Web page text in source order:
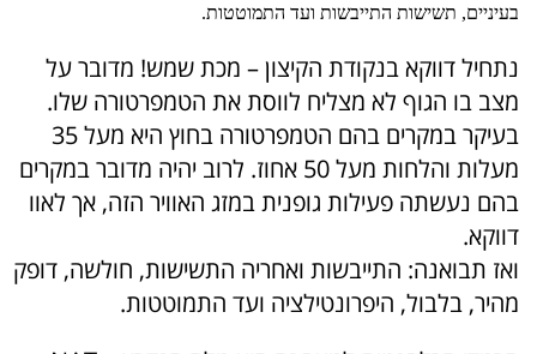
בעיניים, תשישות התייבשות ועד התמוטטות.
נתחיל דווקא בנקודת הקיצון – מכת שמש! מדובר על
מצב בו הגוף לא מצליח לווסת את הטמפרטורה שלו.
בעיקר במקרים בהם הטמפרטורה בחוץ היא מעל 35
מעלות והלחות מעל 50 אחוז. לרוב יהיה מדובר במקרים
בהם נעשתה פעילות גופנית במזג האוויר הזה, אך לאוו
דווקא.
ואז תבואנה: התייבשות ואחריה התשישות, חולשה, דופק
מהיר, בלבול, היפרונטילציה ועד התמוטטות.